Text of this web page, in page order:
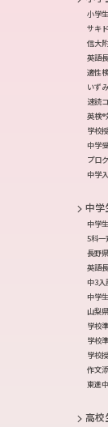
小学
サキ
信大
英語
適性
いず
速読
英検®
学校
中学
プロ
中学
中学
中学
5科一
長野
英語
中3入
中学
山梨
学校
学校
学校
作文
東進
高校